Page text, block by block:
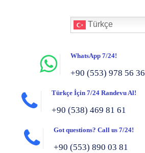
Türkçe
WhatsApp 7/24!
+90 (553) 978 56 36
Türkçe İçin 7/24 Randevu Al!
+90 (538) 469 81 61
Got questions? Call us 7/24!
+90 (553) 890 03 81